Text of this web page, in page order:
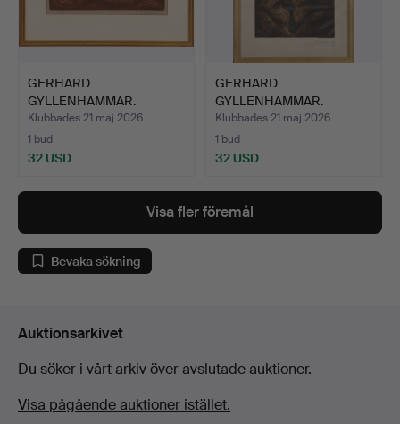
GERHARD
GYLLENHAMMAR.
ETSNING signerad.
Klubbades 21 maj 2026
1 bud
32 USD
GERHARD
GYLLENHAMMAR.
ETSNING signerad Par…
Klubbades 21 maj 2026
1 bud
32 USD
Visa fler föremål
Bevaka sökning
Auktionsarkivet
Du söker i vårt arkiv över avslutade auktioner.
Visa pågående auktioner istället.